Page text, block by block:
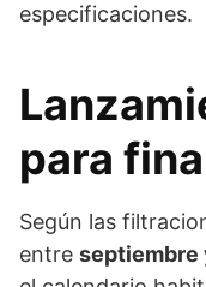
especificaciones.
para
Según las
entre septiembre